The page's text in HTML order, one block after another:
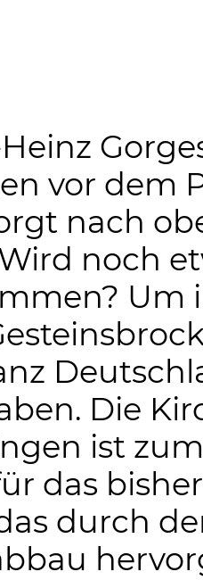
vor dem
nach
noch
Um
Die
ist
das
durch